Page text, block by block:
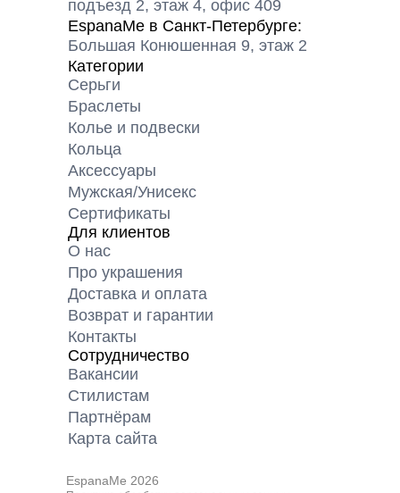
подъезд 2, этаж 4, офис 409
EspanaMe в Санкт-Петербурге:
Большая Конюшенная 9, этаж 2
Категории
Серьги
Браслеты
Колье и подвески
Кольца
Аксессуары
Мужская/Унисекс
Сертификаты
Для клиентов
О нас
Про украшения
Доставка и оплата
Возврат и гарантии
Контакты
Сотрудничество
Вакансии
Cтилистам
Партнёрам
Карта cайта
EspanaMe 2026